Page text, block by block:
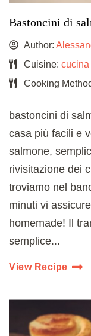
Bastoncini di
Author:
Cuisine:
Cooking
bastoncini di
casa più facili e
salmone,
rivisitazione dei
troviamo nel
minuti vi
homemade! Il
semplice...
View Recipe